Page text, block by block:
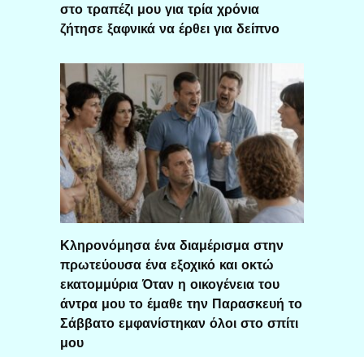
στο τραπέζι μου για τρία χρόνια
ζήτησε ξαφνικά να έρθει για δείπνο
Κληρονόμησα ένα διαμέρισμα στην
πρωτεύουσα ένα εξοχικό και οκτώ
εκατομμύρια Όταν η οικογένεια του
άντρα μου το έμαθε την Παρασκευή το
Σάββατο εμφανίστηκαν όλοι στο σπίτι
μου